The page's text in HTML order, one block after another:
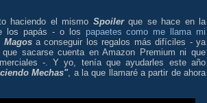
haciendo el mismo Spoilerque se hace en la
los papás - o los papaetes como me llama mi
Magosa conseguir los regalos más difíciles - ya
sacarse cuenta en Amazon Premium ni que
-. Y yo, tenía que ayudarles este año
Mechas", a la que llamaré a partir de ahora